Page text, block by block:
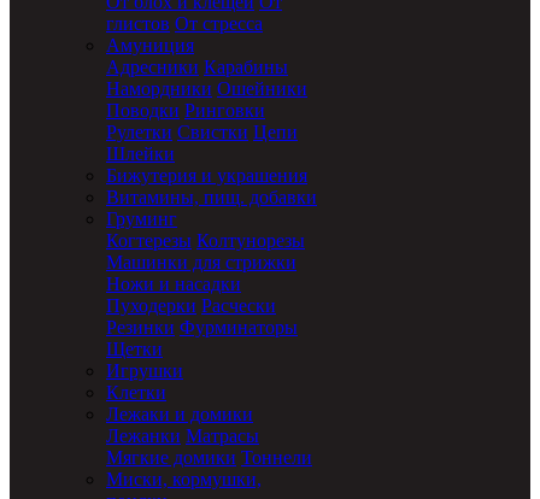
глистов От стресса
Амуниция
Адресники Карабины
Намордники Ошейники
Поводки Ринговки
Рулетки Свистки Цепи
Шлейки
Бижутерия и украшения
Витамины, пищ. добавки
Груминг
Когтерезы Колтунорезы
Машинки для стрижки
Ножи и насадки
Пуходерки Расчески
Резинки Фурминаторы
Щетки
Игрушки
Клетки
Лежаки и домики
Лежанки Матрасы
Мягкие домики Тоннели
Миски, кормушки,